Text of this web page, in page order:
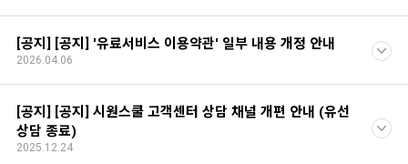
[공지] [공지] '유료서비스 이용약관' 일부 내용 개정 안내
2026.04.06
[공지] [공지] 시원스쿨 고객센터 상담 채널 개편 안내 (유선
상담 종료)
2025.12.24